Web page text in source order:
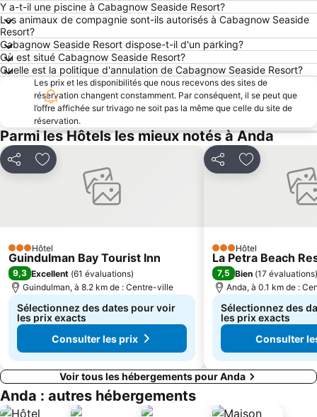
Y a-t-il une piscine à Cabagnow Seaside Resort?
Les animaux de compagnie sont-ils autorisés à Cabagnow Seaside
Resort?
Cabagnow Seaside Resort dispose-t-il d'un parking?
Où est situé Cabagnow Seaside Resort?
Quelle est la politique d'annulation de Cabagnow Seaside Resort?
Les prix et les disponibilités que nous recevons des sites de
réservation changent constamment. Par conséquent, il se peut que
l’offre affichée sur trivago ne soit pas la même que celle du site de
réservation.
Parmi les Hôtels les mieux notés à Anda
PartagerAjouter à mes favoris
3 Étoiles
Hôtel
Guindulman Bay Tourist Inn
9,3 Excellent (61 évaluations)
Guindulman, à 8.2 km de : Centre-ville
Sélectionnez des dates pour voir
les prix exacts
Consulter les prix
PartagerAjouter à
3 Étoiles
Hôtel
La Petra Beach
7,5 Bien (17 évaluations)
Anda, à 0.1 km de :
Sélectionnez des
les prix exacts
Consulter
Voir tous les hébergements pour Anda
Anda : autres hébergements